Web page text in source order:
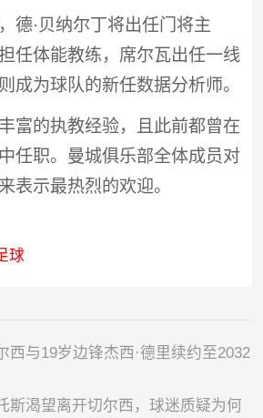
德·贝纳尔丁将出任门将主
任体能教练，席尔瓦出任一线
成为球队的新任数据分析师。
富的执教经验，且此前都曾在
任职。曼城俱乐部全体成员对
表示最热烈的欢迎。
球
西与19岁边锋杰西·德里续约至2032
斯渴望离开切尔西，球迷质疑为何